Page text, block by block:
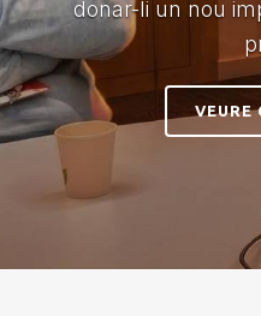
donar-li un nou
VEURE